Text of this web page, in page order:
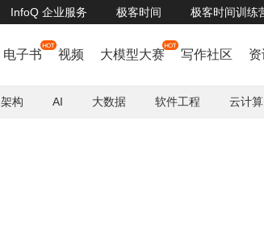
InfoQ 企业服务 极客时间 极客时间训练
百度智能云 王耀、京东集团 尚鑫、字节跳动 赵鹏伟确认担
电子书 视频 大模型大赛 写作社区
架构 AI 大数据 软件工程 云计算